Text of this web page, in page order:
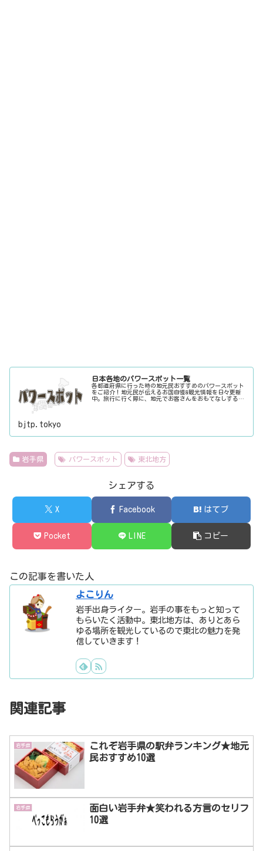
日本各地のパワースポット一覧
各都道府県に行った時の地元民おすすめのパワースポット
をご紹介！地元民が伝えるお国自慢&観光情報を日々更新
中。旅行に行く際に、地元でお客さんをおもてなしする時
bjtp.tokyo
岩手県 パワースポット 東北地方
シェアする
X Facebook はてブ
Pocket LINE コピー
この記事を書いた人
よこりん
岩手出身ライター。岩手の事をもっと知って
もらいたく活動中。東北地方は、ありとあら
ゆる場所を観光しているので東北の魅力を発
信していきます！
関連記事
岩手県
これぞ岩手県の駅弁ランキング★地元
民おすすめ10選
岩手県
面白い岩手弁★笑われる方言のセリフ
10選